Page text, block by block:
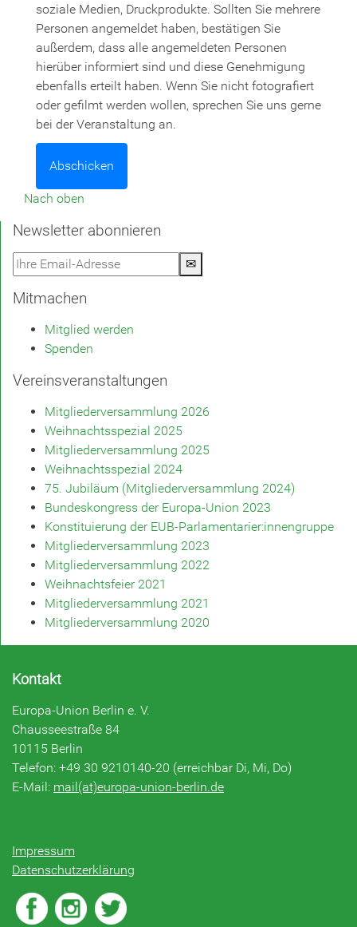
soziale Medien, Druckprodukte. Sollten Sie mehrere
Personen angemeldet haben, bestätigen Sie
außerdem, dass alle angemeldeten Personen
hierüber informiert sind und diese Genehmigung
ebenfalls erteilt haben. Wenn Sie nicht fotografiert
oder gefilmt werden wollen, sprechen Sie uns gerne
bei der Veranstaltung an.
Nach oben
Newsletter abonnieren
✉
Mitmachen
Mitglied werden
Spenden
Vereinsveranstaltungen
Mitgliederversammlung 2026
Weihnachtsspezial 2025
Mitgliederversammlung 2025
Weihnachtsspezial 2024
75. Jubiläum (Mitgliederversammlung 2024)
Bundeskongress der Europa-Union 2023
Konstituierung der EUB-Parlamentarier:innengruppe
Mitgliederversammlung 2023
Mitgliederversammlung 2022
Weihnachtsfeier 2021
Mitgliederversammlung 2021
Mitgliederversammlung 2020
Kontakt
Europa-Union Berlin e. V.
Chausseestraße 84
10115 Berlin
Telefon: +49 30 9210140-20 (erreichbar Di, Mi, Do)
E-Mail: mail(at)europa-union-berlin.de
Impressum
Datenschutzerklärung